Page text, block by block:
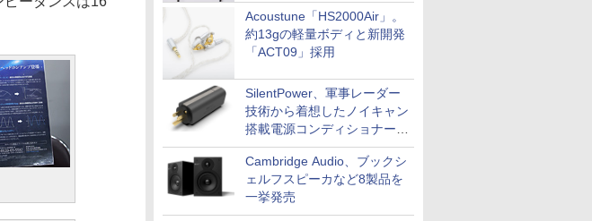
Acoustune「HS2000Air」。
約13gの軽量ボディと新開発
「ACT09」採用
SilentPower、軍事レーダー
技術から着想したノイキャン
搭載電源コンディショナー
「AC iPurifier2」
Cambridge Audio、ブックシ
ェルフスピーカなど8製品を
一挙発売